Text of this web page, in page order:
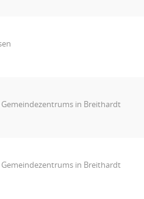
in Breithardt
in Breithardt